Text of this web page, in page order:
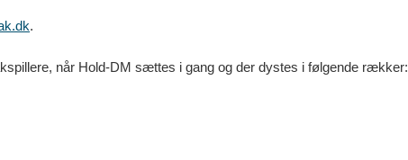
.
når Hold-DM sættes i gang og der dystes i følgende rækker: